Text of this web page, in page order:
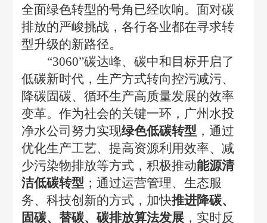
全面绿色转型的号角已经吹响。面对碳
排放的严峻挑战，各行各业都在寻求转
型升级的新路径。
“3060”碳达峰、碳中和目标开启了
低碳新时代，生产方式转向控污减污、
降碳固碳、循环生产高质量发展的效率
变革。作为社会的关键一环，广州水投
净水公司努力实现绿色低碳转型 ，通过
优化生产工艺、提高资源利用效率、减
少污染物排放等方式，积极推动能源清
洁低碳转型 ；通过运营管理、生态服
务、科技创新的方式，加快推进降碳、
固碳、替碳、碳排放算法发展，实时反